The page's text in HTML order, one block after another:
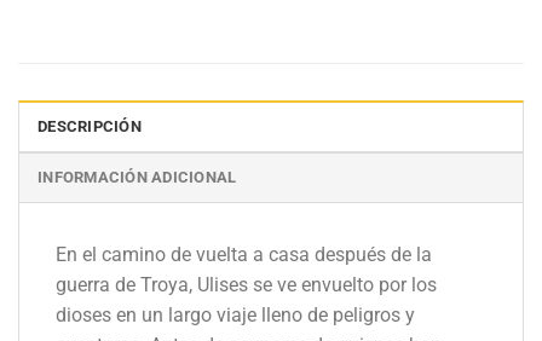
DESCRIPCIÓN
INFORMACIÓN ADICIONAL
En el camino de vuelta a casa después de la
guerra de Troya, Ulises se ve envuelto por los
dioses en un largo viaje lleno de peligros y